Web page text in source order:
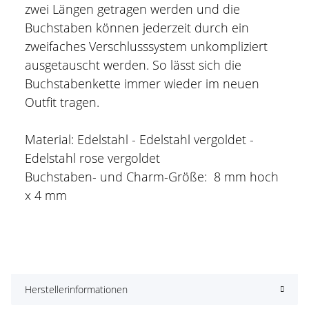
zwei Längen getragen werden und die
Buchstaben können jederzeit durch ein
zweifaches Verschlusssystem unkompliziert
ausgetauscht werden. So lässt sich die
Buchstabenkette immer wieder im neuen
Outfit tragen.
Material: Edelstahl - Edelstahl vergoldet -
Edelstahl rose vergoldet
Buchstaben- und Charm-Größe: 8 mm hoch
x 4 mm
Herstellerinformationen